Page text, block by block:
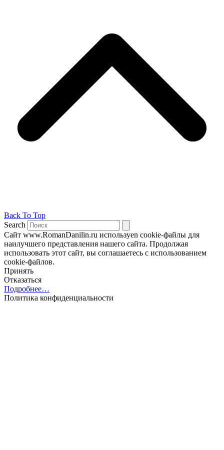
Back To Top
Search
Сайт www.RomanDanilin.ru используеn cookie-файлы для
наилучшего представления нашего сайта. Продолжая
использовать этот сайт, вы соглашаетесь с использованием
cookie-файлов.
Принять
Отказаться
Подробнее…
Политика конфиденциальности